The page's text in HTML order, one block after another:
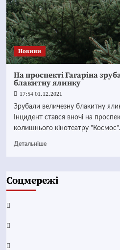
Новини
На проспекті Гагаріна
блакитну ялинку
17:54 01.12.2021
Зрубали величезну блакитну
Інцидент стався вночі на
колишнього кінотеатру
Детальніше
Соцмережі
Facebook
YouTube
Telegram